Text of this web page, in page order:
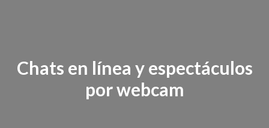
Chats en línea y espectáculos
por webcam